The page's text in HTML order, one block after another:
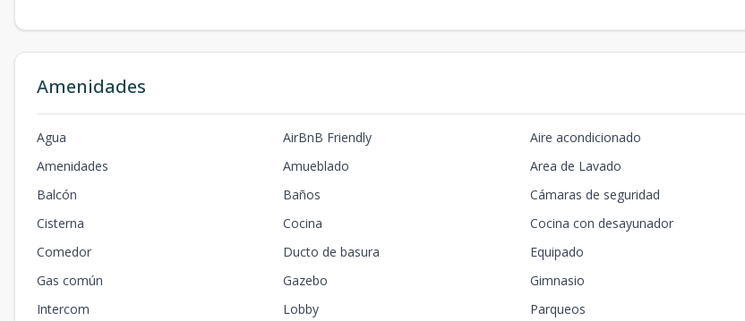
Amenidades
Agua AirBnB Friendly
Aire acondicionado
Amenidades
Amueblado
Area de Lavado
Balcón
Baños
Cámaras de seguridad
Cisterna
Cocina
Cocina con desayunador
Comedor
Ducto de basura
Equipado
Gas común
Gazebo
Gimnasio
Intercom
Lobby
Parqueos